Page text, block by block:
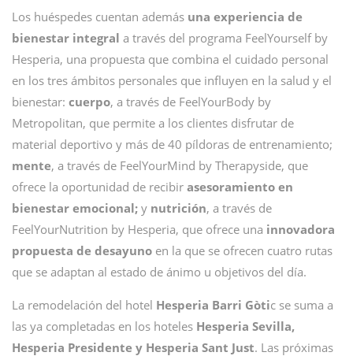
Los huéspedes cuentan además una experiencia de
bienestar integral a través del programa FeelYourself by
Hesperia, una propuesta que combina el cuidado personal
en los tres ámbitos personales que influyen en la salud y el
bienestar: cuerpo, a través de FeelYourBody by
Metropolitan, que permite a los clientes disfrutar de
material deportivo y más de 40 píldoras de entrenamiento;
mente, a través de FeelYourMind by Therapyside, que
ofrece la oportunidad de recibir asesoramiento en
bienestar emocional; y nutrición, a través de
FeelYourNutrition by Hesperia, que ofrece una innovadora
propuesta de desayuno en la que se ofrecen cuatro rutas
que se adaptan al estado de ánimo u objetivos del día.
La remodelación del hotel Hesperia Barri Gòtic se suma a
las ya completadas en los hoteles Hesperia Sevilla,
Hesperia Presidente y Hesperia Sant Just. Las próximas